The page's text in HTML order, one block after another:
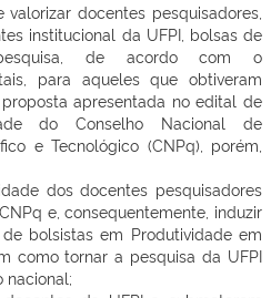
valorizar docentes pesquisadores,
institucional da UFPI, bolsas de
de acordo com o
para aqueles que obtiveram
apresentada no edital de
do Conselho Nacional de
e Tecnológico (CNPq), porém,
dos docentes pesquisadores
e, consequentemente, induzir
bolsistas em Produtividade em
como tornar a pesquisa da UFPI
nacional;